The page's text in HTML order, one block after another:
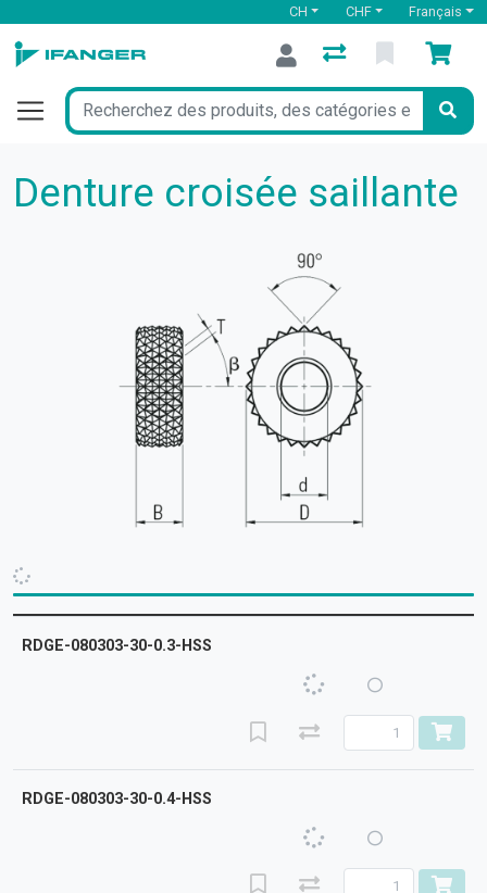
CH CHF Français
Denture croisée saillante
RDGE-080303-30-0.3-HSS
RDGE-080303-30-0.4-HSS